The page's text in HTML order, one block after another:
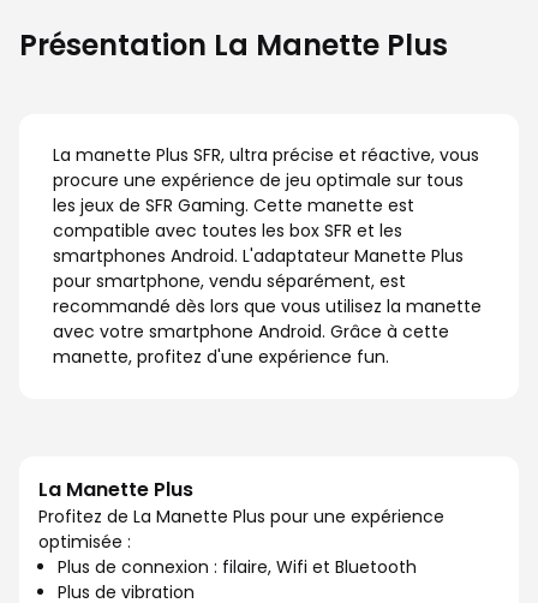
Présentation La Manette Plus
La manette Plus SFR, ultra précise et réactive, vous
procure une expérience de jeu optimale sur tous
les jeux de SFR Gaming. Cette manette est
compatible avec toutes les box SFR et les
smartphones Android. L'adaptateur Manette Plus
pour smartphone, vendu séparément, est
recommandé dès lors que vous utilisez la manette
avec votre smartphone Android. Grâce à cette
manette, profitez d'une expérience fun.
La Manette Plus
Profitez de La Manette Plus pour une expérience
optimisée :
Plus de connexion : filaire, Wifi et Bluetooth
Plus de vibration